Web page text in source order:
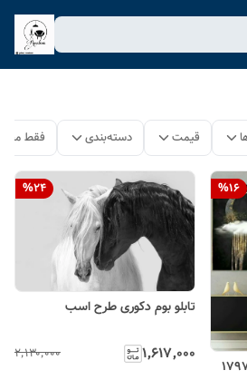
قیمت دسته‌بندی فقط
%16
%24
تابلو بوم دکوری طرح اسب
۱٬۶۱۷٬۰۰۰ ۲٬۱۳۰٬۰۰۰